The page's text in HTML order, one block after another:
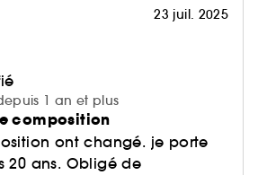
23 juil. 2025
1 an et plus
composition
ont changé. je porte
20 ans. Obligé de